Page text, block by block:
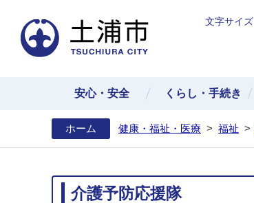
文字サイズ
安心・安全 くらし・手続き
ホーム 健康・福祉・医療 > 福祉 >
介護予防応援隊